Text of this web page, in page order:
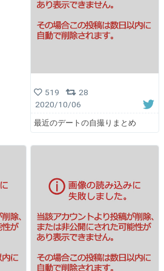
519
28
2020/10/06
最近のデートの自撮りまとめ